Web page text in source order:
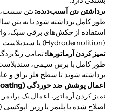
برداشتن بتن آسیب‌دیده: بتن سست،
طور کامل برداشته شود تا به بتن
استفاده از چکش‌های برقی سبک،
(Hydrodemolition) یا سندبلاست انجام می‌شود.
تمیز کردن آرماتورها: تمامی
طور کامل با برس سیمی، سندبلاست
برداشته شوند تا سطح فلز براق و
اعمال پوشش ضد خوردگی (Anti-Corrosion Coating):
تمیز کردن آرماتور، اعمال یک
اصلاح شده با پلیمر یا رزین اپوکسی